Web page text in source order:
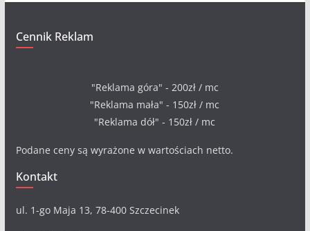
Cennik Reklam
"Reklama góra" - 200zł / mc
"Reklama mała" - 150zł / mc
"Reklama dół" - 150zł / mc
Podane ceny są wyrażone w wartościach netto.
Kontakt
ul. 1-go Maja 13, 78-400 Szczecinek